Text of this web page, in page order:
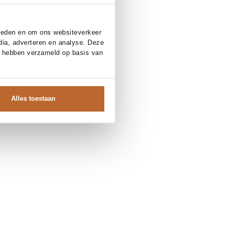
en om ons websiteverkeer
adverteren en analyse. Deze
verzameld op basis van
Alles toestaan